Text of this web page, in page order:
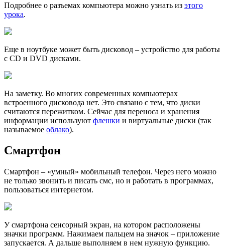
Подробнее о разъемах компьютера можно узнать из этого
урока.
Еще в ноутбуке может быть дисковод – устройство для работы
с CD и DVD дисками.
На заметку. Во многих современных компьютерах
встроенного дисковода нет. Это связано с тем, что диски
считаются пережитком. Сейчас для переноса и хранения
информации используют флешки и виртуальные диски (так
называемое облако).
Смартфон
Смартфон – «умный» мобильный телефон. Через него можно
не только звонить и писать смс, но и работать в программах,
пользоваться интернетом.
У смартфона сенсорный экран, на котором расположены
значки программ. Нажимаем пальцем на значок – приложение
запускается. А дальше выполняем в нем нужную функцию.